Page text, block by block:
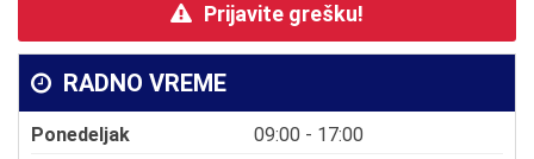
Prijavite grešku!
RADNO VREME
Ponedeljak
09:00 - 17:00